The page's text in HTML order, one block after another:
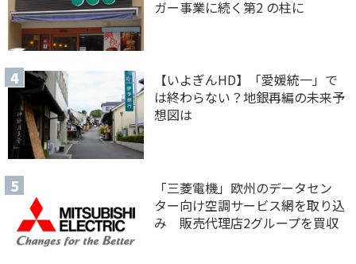
ガー事業に続く第2 の柱に
【いよぎんHD】「愛媛統一」で
は終わらない？地銀再編の未来予
想図は
「三菱電機」欧州のデータセン
ター向け空調サービス網を取り込
み 販売代理店2グループを買収